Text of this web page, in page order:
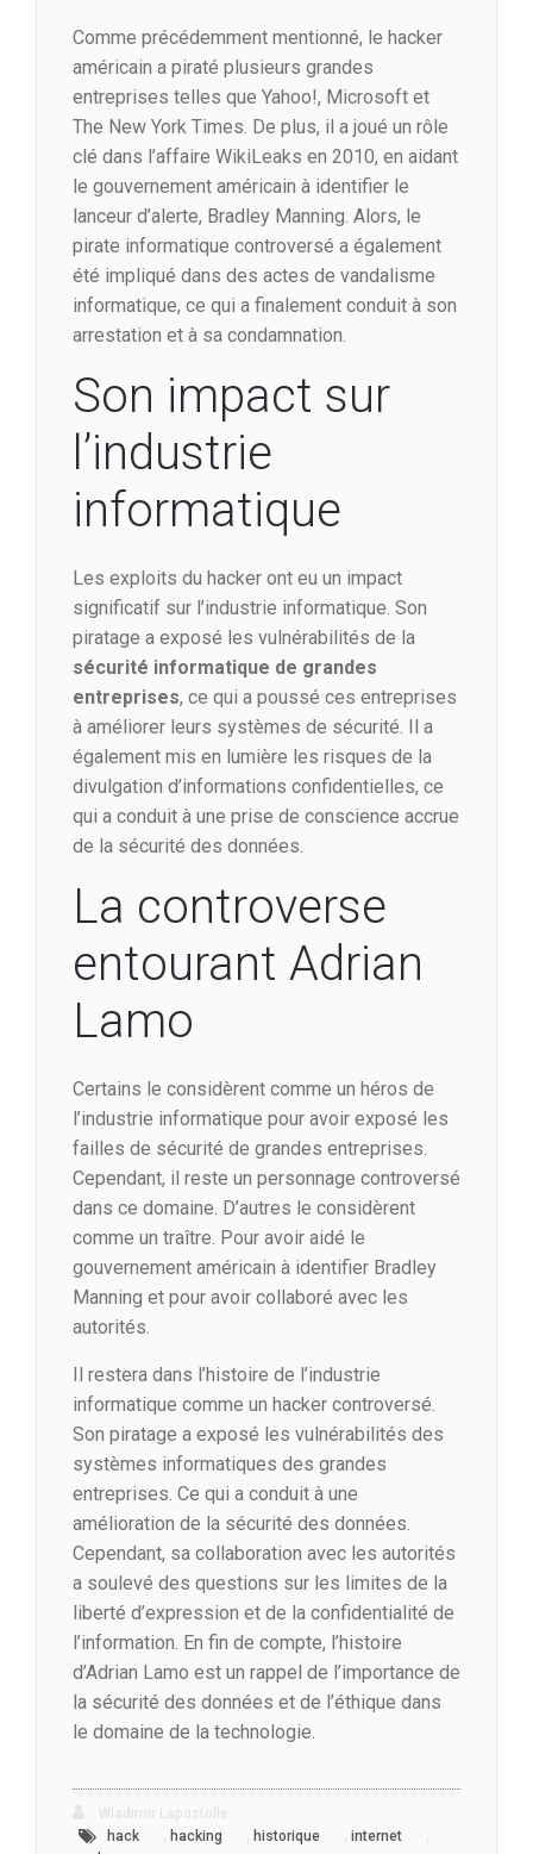
Comme précédemment mentionné, le hacker
américain a piraté plusieurs grandes
entreprises telles que Yahoo!, Microsoft et
The New York Times. De plus, il a joué un rôle
clé dans l’affaire WikiLeaks en 2010, en aidant
le gouvernement américain à identifier le
lanceur d’alerte, Bradley Manning. Alors, le
pirate informatique controversé a également
été impliqué dans des actes de vandalisme
informatique, ce qui a finalement conduit à son
arrestation et à sa condamnation.
Son impact sur
l’industrie
informatique
Les exploits du hacker ont eu un impact
significatif sur l’industrie informatique. Son
piratage a exposé les vulnérabilités de la
sécurité informatique de grandes
entreprises, ce qui a poussé ces entreprises
à améliorer leurs systèmes de sécurité. Il a
également mis en lumière les risques de la
divulgation d’informations confidentielles, ce
qui a conduit à une prise de conscience accrue
de la sécurité des données.
La controverse
entourant Adrian
Lamo
Certains le considèrent comme un héros de
l’industrie informatique pour avoir exposé les
failles de sécurité de grandes entreprises.
Cependant, il reste un personnage controversé
dans ce domaine. D’autres le considèrent
comme un traître. Pour avoir aidé le
gouvernement américain à identifier Bradley
Manning et pour avoir collaboré avec les
autorités.
Il restera dans l’histoire de l’industrie
informatique comme un hacker controversé.
Son piratage a exposé les vulnérabilités des
systèmes informatiques des grandes
entreprises. Ce qui a conduit à une
amélioration de la sécurité des données.
Cependant, sa collaboration avec les autorités
a soulevé des questions sur les limites de la
liberté d’expression et de la confidentialité de
l’information. En fin de compte, l’histoire
d’Adrian Lamo est un rappel de l’importance de
la sécurité des données et de l’éthique dans
le domaine de la technologie.
hack
hacking historique internet